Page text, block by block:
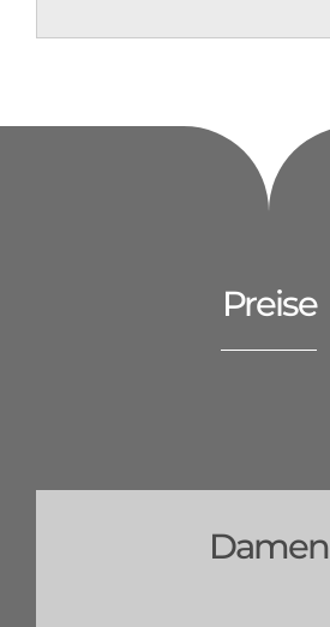
Preise
Damen